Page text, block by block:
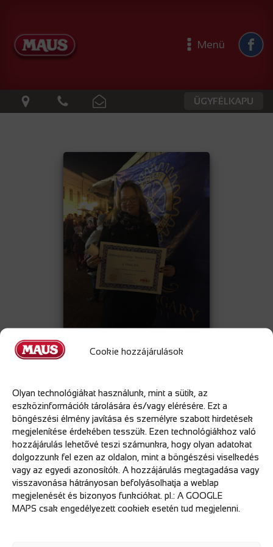
Cookie hozzájárulások
Olyan technológiákat használunk, mint a sütik, az
eszközinformációk tárolására és/vagy elérésére. Ezt a
böngészési élmény javítása és személyre szabott hirdetések
megjelenítése érdekében tesszük. Ezen technológiákhoz való
hozzájárulás lehetővé teszi számunkra, hogy olyan adatokat
dolgozzunk fel ezen az oldalon, mint a böngészési viselkedés
vagy az egyedi azonosítók. A hozzájárulás megtagadása vagy
visszavonása hátrányosan befolyásolhatja a weblap
megjelenését és bizonyos funkciókat. pl.: A GOOGLE
MAPS csak engedélyezett cookiek esetén tud megjelenni.
Menü
ÜGYFÉLKAPU
Rotary Advent 2017
2017.12.16
Az idei évben ismét megrendezésre került a Klauzál téren a
Rotary Advent, amelyhez idén is csatlakozott a Maus Kft.
Advent időszakában több szegedi rászoruló család kaphat
támogatást.
A Maus Kft. december 16-án adta át ajándékát, melyben
segítségünkre volt László Boldizsár a Szegedi Nemzeti Színház